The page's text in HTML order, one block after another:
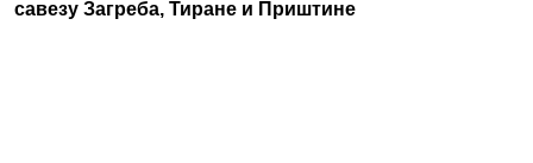
савезу Загреба, Тиране и Приштине